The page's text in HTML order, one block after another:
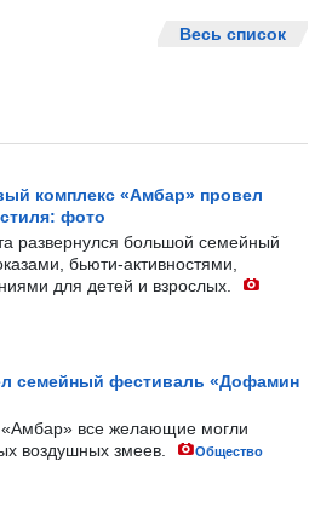
Весь список
комплекс «Амбар» провел
фото
развернулся большой семейный
бьюти-активностями,
для детей и взрослых.
семейный фестиваль «Дофамин
все желающие могли
воздушных змеев.
Общество